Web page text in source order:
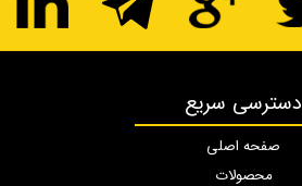
دسترسی سریع
صفحه اصلی
محصولات